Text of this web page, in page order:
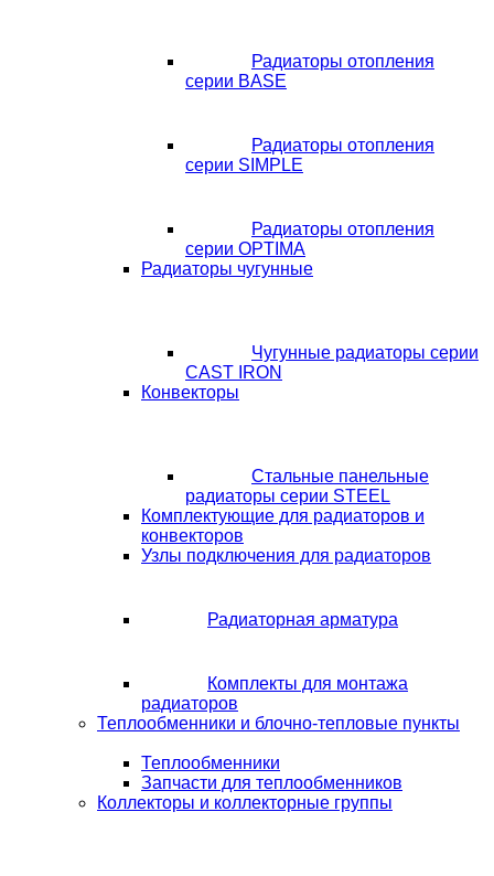
Радиаторы отопления
серии BASE
Радиаторы отопления
серии SIMPLE
Радиаторы отопления
серии OPTIMA
Радиаторы чугунные
Чугунные радиаторы серии
CAST IRON
Конвекторы
Стальные панельные
радиаторы серии STEEL
Комплектующие для радиаторов и
конвекторов
Узлы подключения для радиаторов
Радиаторная арматура
Комплекты для монтажа
радиаторов
Теплообменники и блочно-тепловые пункты
Теплообменники
Запчасти для теплообменников
Коллекторы и коллекторные группы